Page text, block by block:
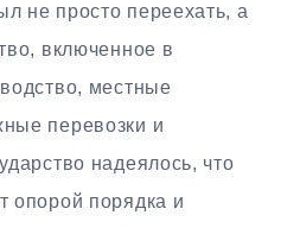
не просто переехать, а
включенное в
местные
перевозки и
надеялось, что
опорой порядка и